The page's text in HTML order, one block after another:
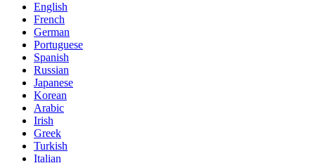
English
French
German
Portuguese
Spanish
Russian
Japanese
Korean
Arabic
Irish
Greek
Turkish
Italian